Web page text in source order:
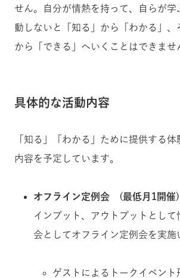
せん。自分が情熱を持って、自らが学
動しないと「知る」から「わかる」、
から「できる」へいくことはできませ
具体的な活動内容
「知る」「わかる」ために提供する
内容を予定しています。
オフライン定例会 (最低月1開催)
インプット、アウトプットとして
会としてオフライン定例会を実施
ゲストによるトークイベント